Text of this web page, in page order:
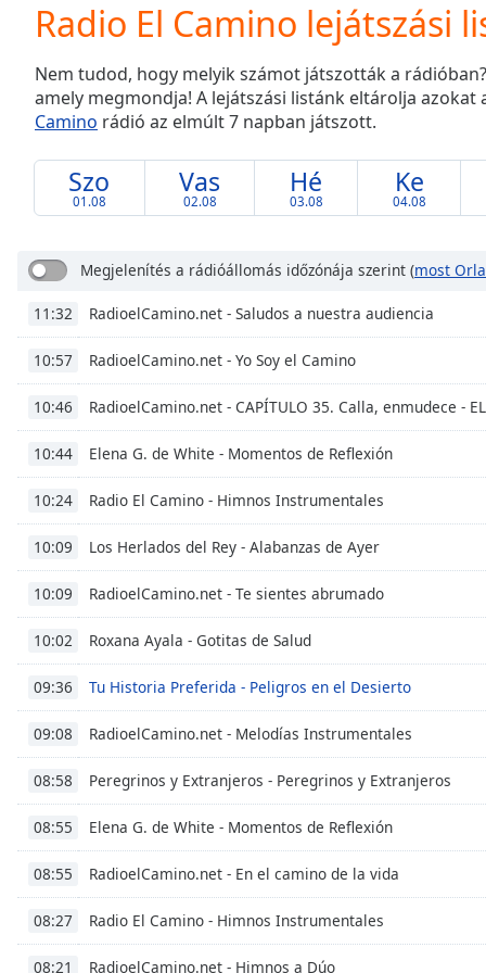
Current
Time0:00
Duration -:-
Loaded:
0.00%
LIVE
currently
behind
Remaining
Time-
Playback
Rate
Chapters
Descriptions
descriptions
off,
selected
Subtitles
settings,
subtitles
dialog
subtitles
off,
selected
Radio El Camino lejátszási
Nem tudod, hogy melyik számot játszották a
amely megmondja! A lejátszási listánk eltárolja azokat
Camino rádió az elmúlt 7 napban játszott.
Szo
01.08
Vas
02.08
Hé
03.08
Ke
04.08
Megjelenítés a rádióállomás időzónája szerint (most
11:32 RadioelCamino.net - Saludos a nuestra audiencia
10:57 RadioelCamino.net - Yo Soy el Camino
10:46 RadioelCamino.net - CAPÍTULO 35. Calla, enmudece - EL
10:44 Elena G. de White - Momentos de Reflexión
10:24 Radio El Camino - Himnos Instrumentales
10:09 Los Herlados del Rey - Alabanzas de Ayer
10:09 RadioelCamino.net - Te sientes abrumado
10:02 Roxana Ayala - Gotitas de Salud
09:36 Tu Historia Preferida - Peligros en el Desierto
09:08 RadioelCamino.net - Melodías Instrumentales
08:58 Peregrinos y Extranjeros - Peregrinos y Extranjeros
08:55 Elena G. de White - Momentos de Reflexión
08:55 RadioelCamino.net - En el camino de la vida
08:27 Radio El Camino - Himnos Instrumentales
08:21 RadioelCamino.net - Himnos a Dúo